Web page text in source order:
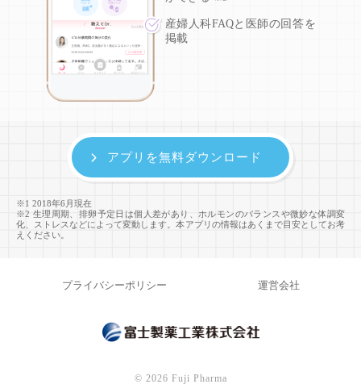
産婦人科FAQと医師の回答を
掲載
※1 2018年6月現在
※2 生理周期、排卵予定日は個人差があり、ホルモンのバランスや微妙な体調変
化、ストレスなどによって変動します。本アプリの情報はあくまで目安としてお考
えください。
アプリを無料ダウンロード
プライバシーポリシー 運営会社
© 2026 Fuji Pharma